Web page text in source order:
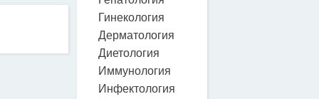
Гинекология
Дерматология
Диетология
Иммунология
Инфектология